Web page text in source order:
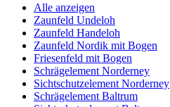
Alle anzeigen
Zaunfeld Undeloh
Zaunfeld Handeloh
Zaunfeld Nordik mit Bogen
Friesenfeld mit Bogen
Schrägelement Norderney
Sichtschutzelement Norderney
Schrägelement Baltrum